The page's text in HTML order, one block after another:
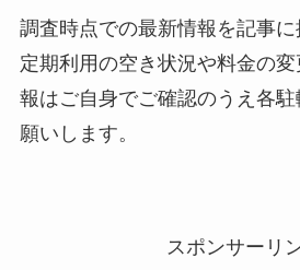
調査時点での最新情報を記事に
定期利用の空き状況や料金の
報はご自身でご確認のうえ各
願いします。
スポンサーリ